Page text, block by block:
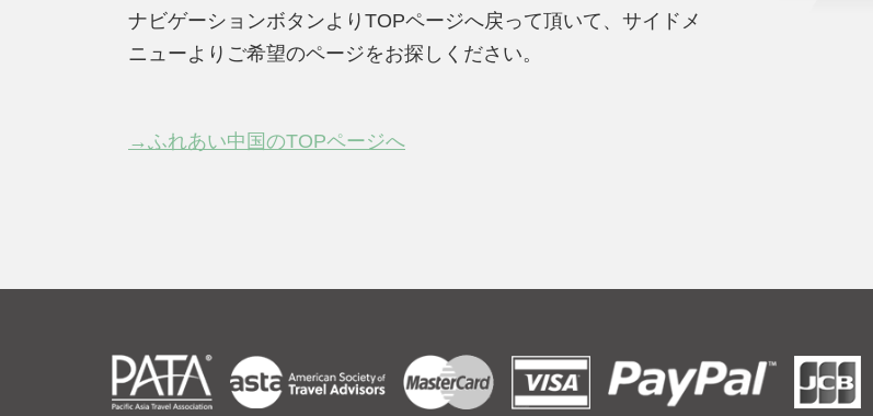
ナビゲーションボタンよりTOPページへ戻って頂いて、サイドメ
ニューよりご希望のページをお探しください。
→ふれあい中国のTOPページへ